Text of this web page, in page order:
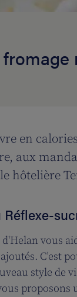
en
aux
hôtelière
d'Helan vous
C'est
style de
proposons